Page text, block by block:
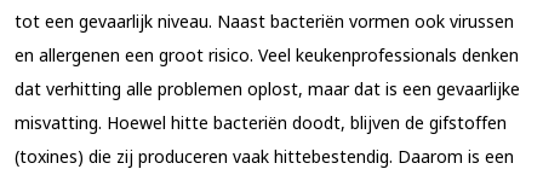
tot een gevaarlijk niveau. Naast bacteriën vormen ook virussen
en allergenen een groot risico. Veel keukenprofessionals denken
dat verhitting alle problemen oplost, maar dat is een gevaarlijke
misvatting. Hoewel hitte bacteriën doodt, blijven de gifstoffen
(toxines) die zij produceren vaak hittebestendig. Daarom is een